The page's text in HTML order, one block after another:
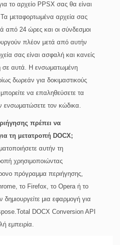
το αρχείο PPSX σας θα είναι
μεταφορτωμένα αρχεία σας
από 24 ώρες και οι σύνδεσμοι
πλέον μετά από αυτήν
σας είναι ασφαλή και κανείς
σε αυτά. Η ενσωματωμένη
δωρεάν για δοκιμαστικούς
να επαληθεύσετε τα
ενσωματώσετε τον κώδικα.
πρέπει να
τη μετατροπή DOCX;
αυτήν τη
χρησιμοποιώντας
πρόγραμμα περιήγησης,
το Firefox, το Opera ή το
μια εφαρμογή για
DOCX Conversion API
εμπειρία.